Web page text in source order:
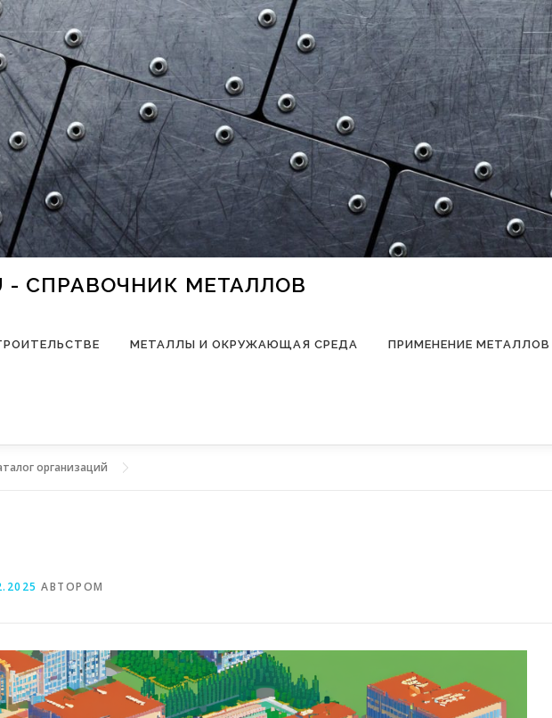
- СПРАВОЧНИК МЕТАЛЛОВ
МЕТАЛЛЫ И ОКРУЖАЮЩАЯ СРЕДА ПРИМЕНЕНИЕ МЕТАЛЛОВ
организаций
АВТОРОМ